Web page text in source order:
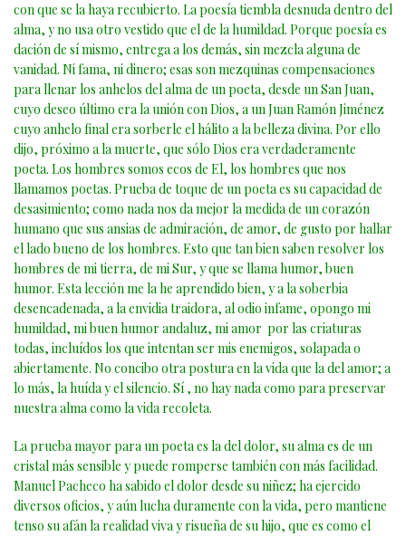
con que se la haya recubierto. La poesía tiembla desnuda dentro del
alma, y no usa otro vestido que el de la humildad. Porque poesía es
dación de sí mismo, entrega a los demás, sin mezcla alguna de
vanidad. Ni fama, ni dinero; esas son mezquinas compensaciones
para llenar los anhelos del alma de un poeta, desde un San Juan,
cuyo deseo último era la unión con Dios, a un Juan Ramón Jiménez
cuyo anhelo final era sorberle el hálito a la belleza divina. Por ello
dijo, próximo a la muerte, que sólo Dios era verdaderamente
poeta. Los hombres somos ecos de El, los hombres que nos
llamamos poetas. Prueba de toque de un poeta es su capacidad de
desasimiento; como nada nos da mejor la medida de un corazón
humano que sus ansias de admiración, de amor, de gusto por hallar
el lado bueno de los hombres. Esto que tan bien saben resolver los
hombres de mi tierra, de mi Sur, y que se llama humor, buen
humor. Esta lección me la he aprendido bien, y a la soberbia
desencadenada, a la envidia traidora, al odio infame, opongo mi
humildad, mi buen humor andaluz, mi amor por las criaturas
todas, incluídos los que intentan ser mis enemigos, solapada o
abiertamente. No concibo otra postura en la vida que la del amor; a
lo más, la huída y el silencio. Sí , no hay nada como para preservar
nuestra alma como la vida recoleta.
La prueba mayor para un poeta es la del dolor, su alma es de un
cristal más sensible y puede romperse también con más facilidad.
Manuel Pacheco ha sabido el dolor desde su niñez; ha ejercido
diversos oficios, y aún lucha duramente con la vida, pero mantiene
tenso su afán la realidad viva y risueña de su hijo, que es como el